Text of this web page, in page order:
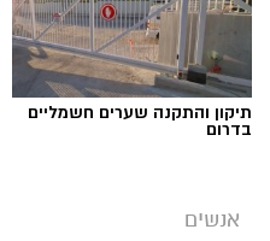
פרטי
תיקון והתקנה שערים חשמליים
בדרום
אנשים